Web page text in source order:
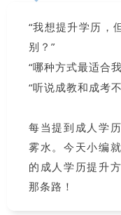
“我想提升学历，
别？”
“哪种方式最适合
“听说成教和成考
每当提到成人学
雾水。今天小编
的成人学历提升
那条路！